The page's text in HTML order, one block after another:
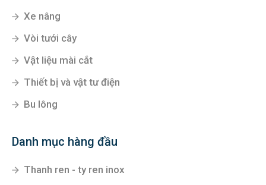
Xe nâng
Vòi tưới cây
Vật liệu mài cắt
Thiết bị và vật tư điện
Bu lông
Danh mục hàng đầu
Thanh ren - ty ren inox